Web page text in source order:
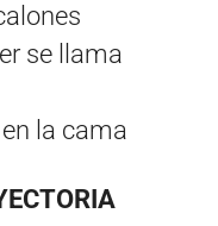
se llama
la cama